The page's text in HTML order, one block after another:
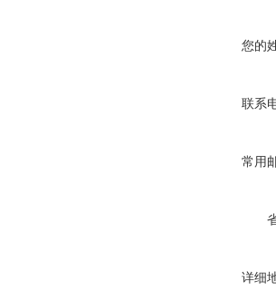
您的
联系
常用
详细